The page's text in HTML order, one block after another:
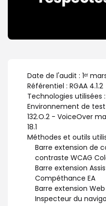
Date de l'audit : 1ᵉʳ
Référentiel : RGAA 4.1.2
Technologies utilisées
Environnement de test
132.O.2 - VoiceOver
18.1
Méthodes et outils
Barre extension de
contraste WCAG
Barre extension
Compéthance EA
Barre extension
Inspecteur du